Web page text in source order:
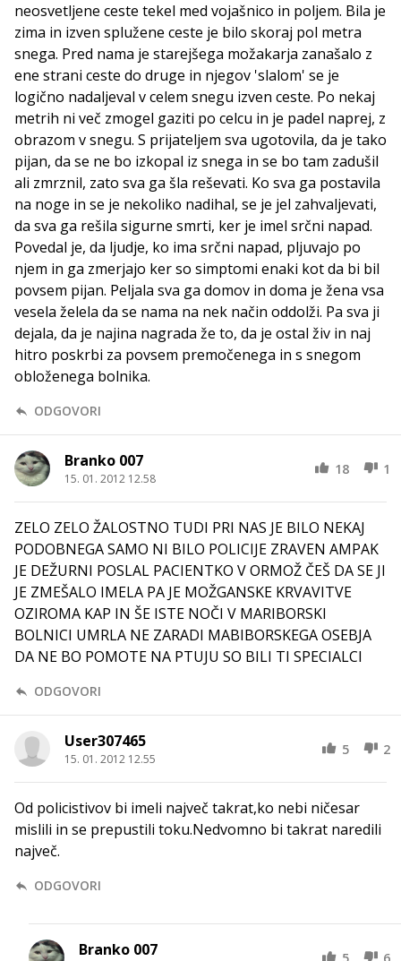
neosvetljene ceste tekel med vojašnico in poljem. Bila je
zima in izven splužene ceste je bilo skoraj pol metra
snega. Pred nama je starejšega možakarja zanašalo z
ene strani ceste do druge in njegov 'slalom' se je
logično nadaljeval v celem snegu izven ceste. Po nekaj
metrih ni več zmogel gaziti po celcu in je padel naprej, z
obrazom v snegu. S prijateljem sva ugotovila, da je tako
pijan, da se ne bo izkopal iz snega in se bo tam zadušil
ali zmrznil, zato sva ga šla reševati. Ko sva ga postavila
na noge in se je nekoliko nadihal, se je jel zahvaljevati,
da sva ga rešila sigurne smrti, ker je imel srčni napad.
Povedal je, da ljudje, ko ima srčni napad, pljuvajo po
njem in ga zmerjajo ker so simptomi enaki kot da bi bil
povsem pijan. Peljala sva ga domov in doma je žena vsa
vesela želela da se nama na nek način oddolži. Pa sva ji
dejala, da je najina nagrada že to, da je ostal živ in naj
hitro poskrbi za povsem premočenega in s snegom
obloženega bolnika.
ODGOVORI
Branko 007
15. 01. 2012 12.58
18 1
ZELO ZELO ŽALOSTNO TUDI PRI NAS JE BILO NEKAJ
PODOBNEGA SAMO NI BILO POLICIJE ZRAVEN AMPAK
JE DEŽURNI POSLAL PACIENTKO V ORMOŽ ČEŠ DA SE JI
JE ZMEŠALO IMELA PA JE MOŽGANSKE KRVAVITVE
OZIROMA KAP IN ŠE ISTE NOČI V MARIBORSKI
BOLNICI UMRLA NE ZARADI MABIBORSKEGA OSEBJA
DA NE BO POMOTE NA PTUJU SO BILI TI SPECIALCI
ODGOVORI
User307465
15. 01. 2012 12.55
5 2
Od policistivov bi imeli največ takrat,ko nebi ničesar
mislili in se prepustili toku.Nedvomno bi takrat naredili
največ.
ODGOVORI
Branko 007 5 6